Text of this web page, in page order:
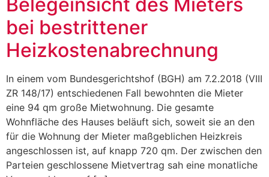
bei bestrittener
Heizkostenabrechnung
In einem vom Bundesgerichtshof (BGH) am 7.2.2018 (VIII
ZR 148/17) entschiedenen Fall bewohnten die Mieter
eine 94 qm große Mietwohnung. Die gesamte
Wohnfläche des Hauses beläuft sich, soweit sie an den
für die Wohnung der Mieter maßgeblichen Heizkreis
angeschlossen ist, auf knapp 720 qm. Der zwischen den
Parteien geschlossene Mietvertrag sah eine monatliche